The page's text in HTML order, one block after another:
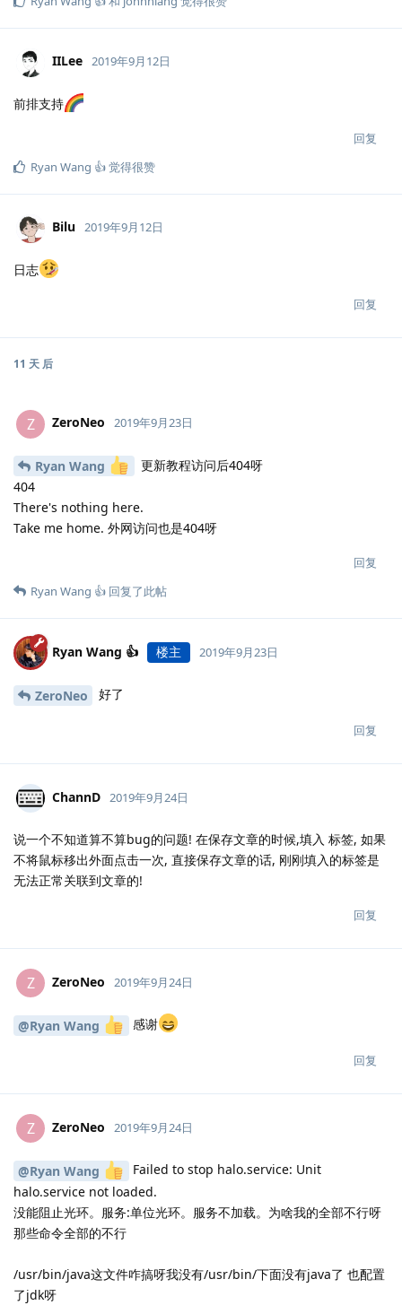
IILee 2019年9月12日
前排支持
回复
Ryan Wang 👍觉得很赞
Bilu 2019年9月12日
日志
回复
11 天 后
Z ZeroNeo 2019年9月23日
Ryan Wang
更新教程访问后404呀
404
There's nothing here.
Take me home. 外网访问也是404呀
回复
Ryan Wang 👍 回复了此帖
Ryan Wang 👍 楼主 2019年9月23日
ZeroNeo 好了
回复
ChannD 2019年9月24日
说一个不知道算不算bug的问题! 在保存文章的时候,填入 标签, 如果
不将鼠标移出外面点击一次, 直接保存文章的话, 刚刚填入的标签是
无法正常关联到文章的!
回复
Z ZeroNeo 2019年9月24日
@Ryan Wang 感谢
回复
Z ZeroNeo 2019年9月24日
@Ryan Wang
Failed to stop halo.service: Unit
halo.service not loaded.
没能阻止光环。服务:单位光环。服务不加载。为啥我的全部不行呀
那些命令全部的不行
/usr/bin/java这文件咋搞呀我没有/usr/bin/下面没有java了 也配置
了jdk呀